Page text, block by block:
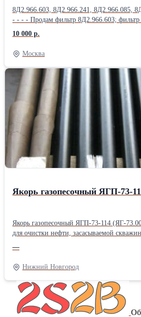
8Д2.966.603, 8Д2.966.241, 8Д2.966.085,
- - - - Продам фильтр 8Д2.966.603; фильтр 8Д2.966.241; фильтр
8Д2.966.085; фильтр 8Д2.966.063-7; фильтр 402/014Б; фильтр
8Д2.966.457; Продам фильтр 8Д2.966.458; фильтр 8Д2.966.511-
15; фильтр 8Д2.966.041-1; фильтр 8Д2.966.041-2; фильтр
8Д2.966.041-8; Продам Фильтропакет 8Д2.966.034-2
Фильтропакет 8Д2.966.034-4; Фильтропакет 8Д2.966.034-6;
Фильтропакет 8Д2.966.034-8;
Продам Фильтропакет 8Д2.966.034-12;
8Д2.966.034-13; Фильтропакет 8Д2.966.034-14; Фильтропакет
8Д2.966.034-15; Фильтропакет 8Д2.966.034-16;
Фильтропакет 8Д2.966.034-17;
фильтродиск 8Д6.270.001-1;
фильтродиск 8Д6.270.001-3; Продам фильтродиск 8Д6.270.001-4;
фильтродиск
10 000 р.
Москва
Якорь газопесочный ЯГП-73-
Якорь газопесочный ЯГП-73-114 (ЯГ-
для очистки нефти, засасываемой
своей внутренней конической резьбой
системы НКТ. Якорь газопесочный ЯГ-
корпуса, муфты, сетки, гильзы, кожуха,
конце корпуса имеется резьба, на
среднюю часть корпуса установлена
стали. На муфту установлена гильза,
поверхности расположенные в
—
Нижний Новгород